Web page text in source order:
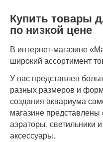
Купить товары
по низкой цене
В интернет-магазине
широкий ассортимент
У нас представлен
разных размеров и
создания аквариума
магазине
аэраторы, светильники
аксессуары.